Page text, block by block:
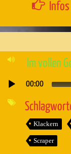
Im vollen
Audio-
00:00
Klackern
Scraper